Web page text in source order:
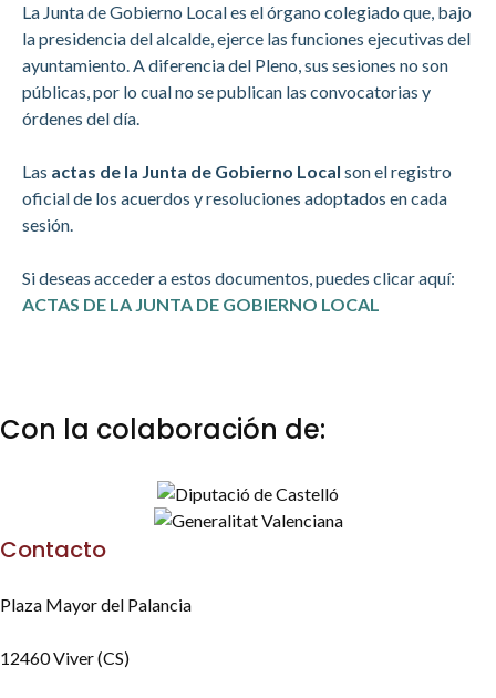
La Junta de Gobierno Local es el órgano colegiado que, bajo
la presidencia del alcalde, ejerce las funciones ejecutivas del
ayuntamiento. A diferencia del Pleno, sus sesiones no son
públicas, por lo cual no se publican las convocatorias y
órdenes del día.
Las actas de la Junta de Gobierno Local son el registro
oficial de los acuerdos y resoluciones adoptados en cada
sesión.
Si deseas acceder a estos documentos, puedes clicar aquí:
ACTAS DE LA JUNTA DE GOBIERNO LOCAL
Con la colaboración de:
Contacto
Plaza Mayor del Palancia
12460 Viver (CS)